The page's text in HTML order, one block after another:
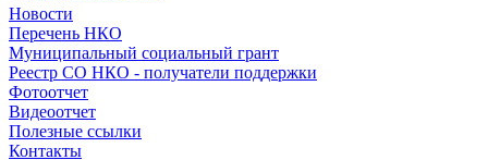
Новости
Перечень НКО
Муниципальный социальный грант
Реестр СО НКО - получатели поддержки
Фотоотчет
Видеоотчет
Полезные ссылки
Контакты